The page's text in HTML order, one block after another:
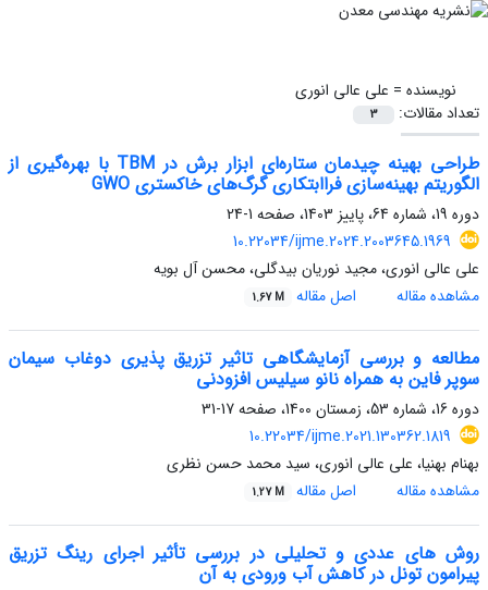
نویسنده = علی عالی انوری
تعداد مقالات:
3
طراحی بهینه چیدمان ستاره‌ای ابزار برش در TBM با بهره‌گیری از
الگوریتم بهینه‌سازی فراابتکاری گرگ‌های خاکستری GWO
دوره 19، شماره 64، پاییز 1403، صفحه
1-24
10.22034/ijme.2024.2003645.1969
علی عالی انوری، مجید نوریان بیدگلی، محسن آل بویه
مشاهده مقاله
اصل مقاله 1.67 M
مطالعه و بررسی آزمایشگاهی تاثیر تزریق پذیری دوغاب سیمان
سوپر فاین به همراه نانو سیلیس افزودنی
دوره 16، شماره 53، زمستان 1400، صفحه
17-31
10.22034/ijme.2021.130362.1819
بهنام بهنیا، علی عالی انوری، سید محمد حسن نظری
مشاهده مقاله
اصل مقاله 1.27 M
روش های عددی و تحلیلی در بررسی تأثیر اجرای رینگ تزریق
پیرامون تونل در کاهش آب ورودی به آن